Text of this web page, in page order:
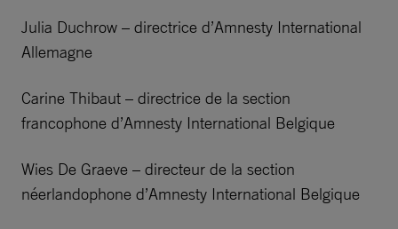
Julia Duchrow – directrice d’Amnesty International
Allemagne
Carine Thibaut – directrice de la section
francophone d’Amnesty International Belgique
Wies De Graeve – directeur de la section
néerlandophone d’Amnesty International Belgique